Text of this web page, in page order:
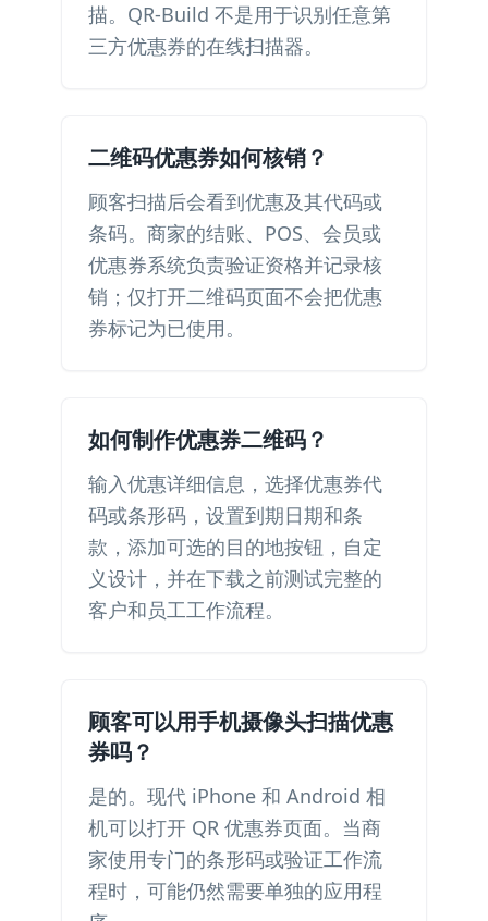
描。QR-Build 不是用于识别任意第
三方优惠券的在线扫描器。
二维码优惠券如何核销？
顾客扫描后会看到优惠及其代码或
条码。商家的结账、POS、会员或
优惠券系统负责验证资格并记录核
销；仅打开二维码页面不会把优惠
券标记为已使用。
如何制作优惠券二维码？
输入优惠详细信息，选择优惠券代
码或条形码，设置到期日期和条
款，添加可选的目的地按钮，自定
义设计，并在下载之前测试完整的
客户和员工工作流程。
顾客可以用手机摄像头扫描优惠
券吗？
是的。现代 iPhone 和 Android 相
机可以打开 QR 优惠券页面。当商
家使用专门的条形码或验证工作流
程时，可能仍然需要单独的应用程